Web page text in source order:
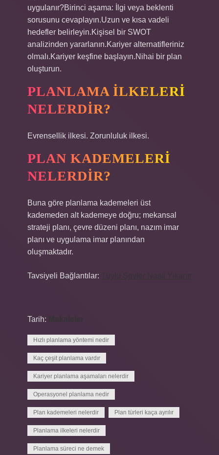
uygulanır?Birinci aşama: İlgi veya beklenti
sorusunu cevaplayın.Uzun ve kısa vadeli
hedefler belirleyin.Kişisel bir SWOT
analizinden yararlanın.Kariyer alternatifleriniz
olmalı.Kariyer keşfine başlayın.Nihai bir plan
oluşturun.
PLANLAMA ILKELERI
NELERDIR?
Evrensellik ilkesi. Zorunluluk ilkesi.
PLAN KADEMELERI
NELERDIR?
Buna göre planlama kademeleri üst
kademeden alt kademeye doğru; mekansal
strateji planı, çevre düzeni planı, nazım imar
planı ve uygulama imar planından
oluşmaktadır.
Tavsiyeli Bağlantılar:
Tarih:
Hızlı planlama yöntemi nedir
Kaç çeşit planlama vardır
Kariyer planlama aşamaları nelerdir
Operasyonel planlama nedir
Plan kademeleri nelerdir Plan türleri kaça ayrılır
Planlama ilkeleri nelerdir
Planlama süreci ne demek